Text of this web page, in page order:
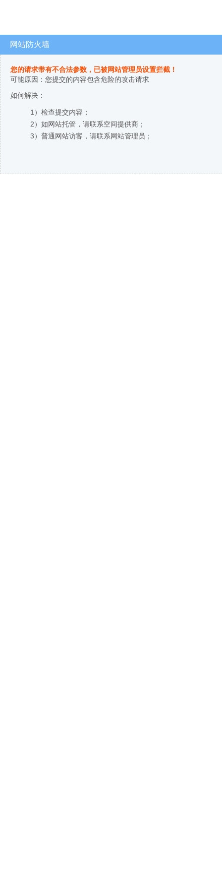
网站防火墙
您的请求带有不合法参数，已被网站管理员设置拦截！
可能原因：您提交的内容包含危险的攻击请求
如何解决：
1）检查提交内容；
2）如网站托管，请联系空间提供商；
3）普通网站访客，请联系网站管理员；